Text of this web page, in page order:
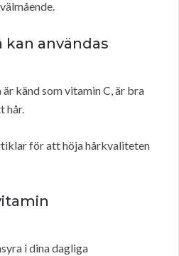
kan användas
känd som vitamin C, är bra
hår.
för att höja hårkvaliteten
i dina dagliga